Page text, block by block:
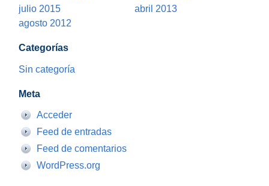
julio 2015
abril 2013
agosto 2012
Categorías
Sin categoría
Meta
Acceder
Feed de entradas
Feed de comentarios
WordPress.org